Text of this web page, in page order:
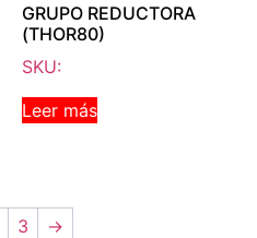
GRUPO REDUCTORA
(THOR80)
SKU:
Leer más
3 →